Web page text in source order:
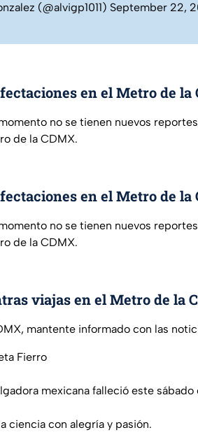
(@alvigp1011) September 22,
en el Metro de la
no se tienen nuevos
de la CDMX.
en el Metro de la
no se tienen nuevos
de la CDMX.
viajas en el Metro de la
mantente informado con las
Fierro
mexicana falleció este sábado
ciencia con alegría y pasión.